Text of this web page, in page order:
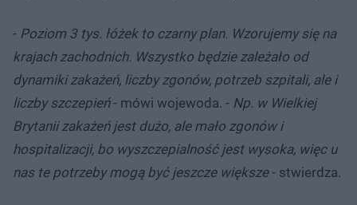
- Poziom 3 tys. łóżek to czarny plan. Wzorujemy się na
krajach zachodnich. Wszystko będzie zależało od
dynamiki zakażeń, liczby zgonów, potrzeb szpitali, ale i
liczby szczepień- mówi wojewoda. - Np. w Wielkiej
Brytanii zakażeń jest dużo, ale mało zgonów i
hospitalizacji, bo wyszczepialność jest wysoka, więc u
nas te potrzeby mogą być jeszcze większe- stwierdza.